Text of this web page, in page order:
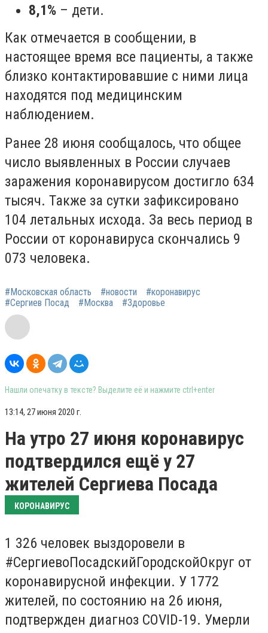
8,1% – дети.
Как отмечается в сообщении, в
настоящее время все пациенты, а также
близко контактировавшие с ними лица
находятся под медицинским
наблюдением.
Ранее 28 июня сообщалось, что общее
число выявленных в России случаев
заражения коронавирусом достигло 634
тысяч. Также за сутки зафиксировано
104 летальных исхода. За весь период в
России от коронавируса скончались 9
073 человека.
#Московская область #новости
#коронавирус
#Сергиев Посад
#Москва #Здоровье
Нашли опечатку в тексте? Выделите её и нажмите ctrl+enter
13:14, 27 июня 2020 г.
На утро 27 июня коронавирус
подтвердился ещё у 27
жителей Сергиева Посада
КОРОНАВИРУС
1 326 человек выздоровели в
#СергиевоПосадскийГородскойОкруг от
коронавирусной инфекции. У 1772
жителей, по состоянию на 26 июня,
подтвержден диагноз COVID-19. Умерли